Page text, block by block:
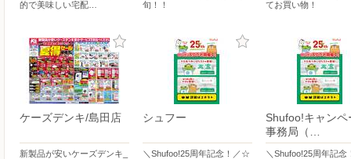
的で美味しい宅配…
旬！！
てお買い物！
ケーズデンキ/島田店
新製品が安いケーズデンキ_
シュフー
＼Shufoo!25周年記念！／☆
Shufoo!キャンペ
事務局（…
＼Shufoo!25周年記